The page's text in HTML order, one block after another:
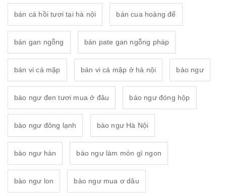
bán cá hồi tươi tại hà nội bán cua hoàng đế
bán gan ngỗng bán pate gan ngỗng pháp
bán vi cá mập bán vi cá mập ở hà nội bào ngư
bào ngư đen tươi mua ở đâu bào ngư đóng hộp
bào ngư đông lạnh bào ngư Hà Nội
bào ngư hàn bào ngư làm món gì ngon
bào ngư lon bào ngư mua ơ dâu